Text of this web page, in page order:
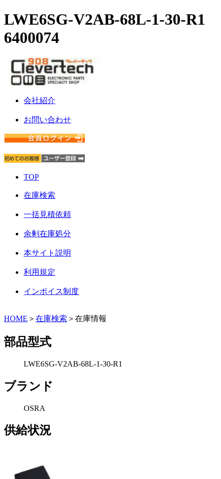
LWE6SG-V2AB-68L-1-30-R1
6400074
会社紹介
お問い合わせ
TOP
在庫検索
一括見積依頼
余剰在庫処分
本サイト説明
利用規定
インボイス制度
HOME ＞ 在庫検索 ＞在庫情報
部品型式
LWE6SG-V2AB-68L-1-30-R1
ブランド
OSRA
供給状況